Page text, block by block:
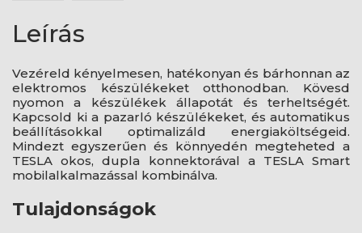
Leírás
Vezéreld kényelmesen, hatékonyan és bárhonnan az
elektromos készülékeket otthonodban. Kövesd
nyomon a készülékek állapotát és terheltségét.
Kapcsold ki a pazarló készülékeket, és automatikus
beállításokkal optimalizáld energiaköltségeid.
Mindezt egyszerűen és könnyedén megteheted a
TESLA okos, dupla konnektorával a TESLA Smart
mobilalkalmazással kombinálva.
Tulajdonságok